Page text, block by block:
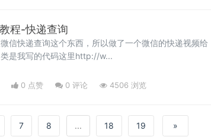
程-快递查询
信快递查询这个东西，所以做了一个微信的快递视频给
是我写的代码这里http://w...
0 点赞 0 评论 4506 浏览
7 8 ... 18 19 »